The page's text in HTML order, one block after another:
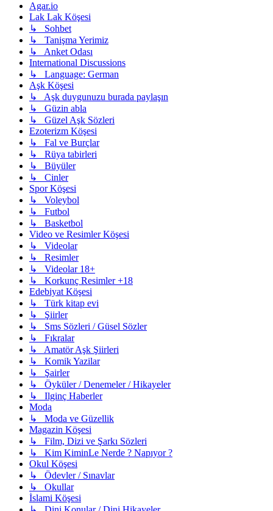
Agar.io
Lak Lak Köşesi
↳ Sohbet
↳ Tanişma Yerimiz
↳ Anket Odası
International Discussions
↳ Language: German
Aşk Köşesi
↳ Aşk duygunuzu burada paylaşın
↳ Güzin abla
↳ Güzel Aşk Sözleri
Ezoterizm Köşesi
↳ Fal ve Burçlar
↳ Rüya tabirleri
↳ Büyüler
↳ Cinler
Spor Köşesi
↳ Voleybol
↳ Futbol
↳ Basketbol
Video ve Resimler Köşesi
↳ Videolar
↳ Resimler
↳ Videolar 18+
↳ Korkunç Resimler +18
Edebiyat Köşesi
↳ Türk kitap evi
↳ Şiirler
↳ Sms Sözleri / Güsel Sözler
↳ Fıkralar
↳ Amatör Aşk Şiirleri
↳ Komik Yazilar
↳ Şairler
↳ Öyküler / Denemeler / Hikayeler
↳ Ilginç Haberler
Moda
↳ Moda ve Güzellik
Magazin Köşesi
↳ Film, Dizi ve Şarkı Sözleri
↳ Kim KiminLe Nerde ? Napıyor ?
Okul Köşesi
↳ Ödevler / Sınavlar
↳ Okullar
İslami Köşesi